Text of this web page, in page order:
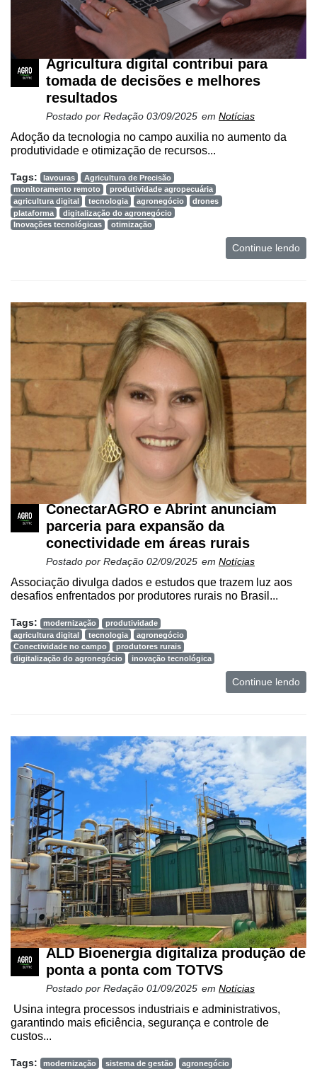
Agricultura digital contribui para
tomada de decisões e melhores
resultados
Postado por Redação 03/09/2025 em Notícias
Adoção da tecnologia no campo auxilia no aumento da
produtividade e otimização de recursos...
Tags: lavouras
Agricultura de Precisão
monitoramento remoto
produtividade agropecuária
agricultura digital
tecnologia agronegócio
drones
plataforma
digitalização do agronegócio
Inovações tecnológicas
otimização
Continue lendo
ConectarAGRO e Abrint anunciam
parceria para expansão da
conectividade em áreas rurais
Postado por Redação 02/09/2025 em Notícias
Associação divulga dados e estudos que trazem luz aos
desafios enfrentados por produtores rurais no Brasil...
Tags: modernização
produtividade
agricultura digital
tecnologia
agronegócio
Conectividade no campo
produtores rurais
digitalização do agronegócio
inovação tecnológica
Continue lendo
ALD Bioenergia digitaliza produção de
ponta a ponta com TOTVS
Postado por Redação 01/09/2025 em Notícias
Usina integra processos industriais e administrativos,
garantindo mais eficiência, segurança e controle de
custos...
Tags: modernização sistema de gestão
agronegócio